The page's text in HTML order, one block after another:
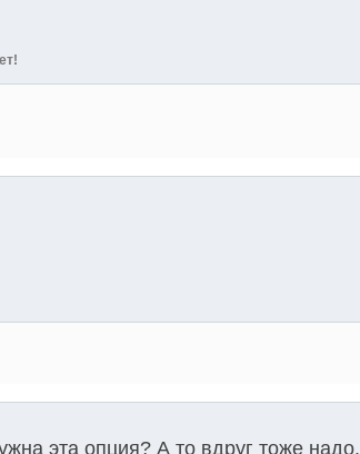
эта опция? А то вдруг тоже надо.